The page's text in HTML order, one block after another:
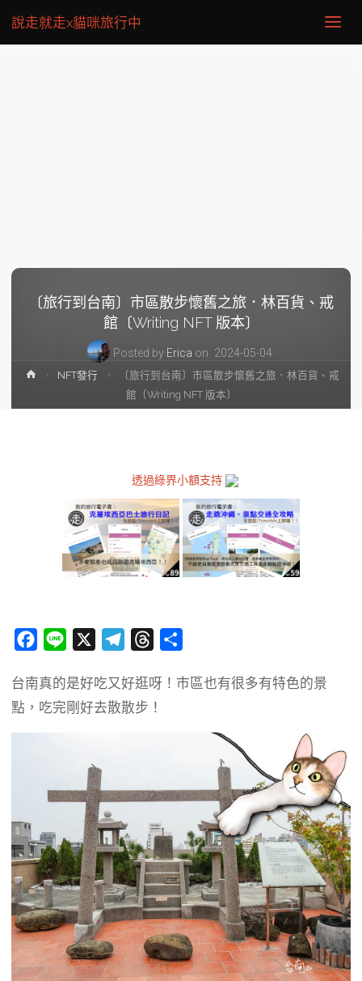
說走就走x貓咪旅行中
〔旅行到台南〕市區散步懷舊之旅．林百貨、戒
館〔Writing NFT 版本〕
Posted by Erica on 2024-05-04
HomeNFT發行
〔旅行到台南〕市區散步懷舊之旅．林百貨、戒
館〔Writing NFT 版本〕
透過綠界小額支持
c
e
n
e
l
e
m
r
e
台南真的是好吃又好逛呀！市區也有很多有特色的景
點，吃完剛好去散散步！